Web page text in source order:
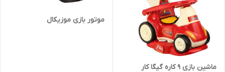
ماشین بازی ۹ کاره گیگا کار
موتور بازی موزیکال